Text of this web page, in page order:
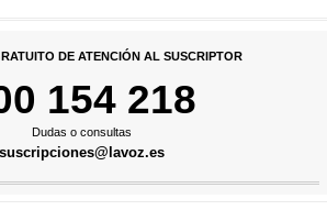
DE ATENCIÓN AL SUSCRIPTOR
154 218
Dudas o consultas
suscripciones@lavoz.es